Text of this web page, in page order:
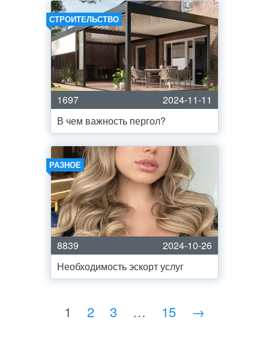
СТРОИТЕЛЬСТВО
1697
2024-11-11
В чем важность пергол?
РАЗНОЕ
8839
2024-10-26
Необходимость эскорт услуг
1 2 3 … 15 →